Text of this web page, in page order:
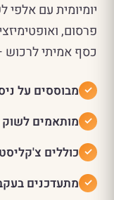
יומיומית עם אלפי
פרסום,
כסף אמיתי לרכוש
מבוססים על
מותאמים לשוק
כוללים
מתעדכנים